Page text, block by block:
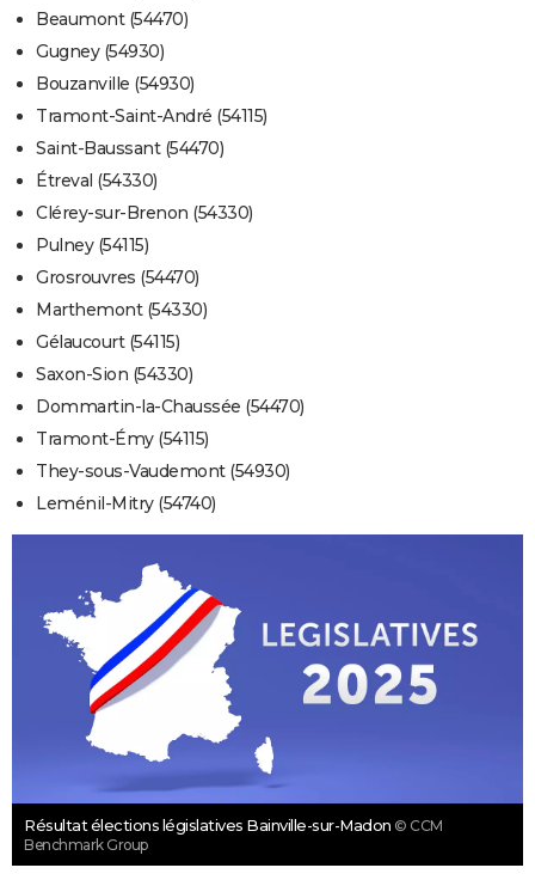
Beaumont (54470)
Gugney (54930)
Bouzanville (54930)
Tramont-Saint-André (54115)
Saint-Baussant (54470)
Étreval (54330)
Clérey-sur-Brenon (54330)
Pulney (54115)
Grosrouvres (54470)
Marthemont (54330)
Gélaucourt (54115)
Saxon-Sion (54330)
Dommartin-la-Chaussée (54470)
Tramont-Émy (54115)
They-sous-Vaudemont (54930)
Leménil-Mitry (54740)
Résultat élections législatives Bainville-sur-Madon © CCM
Benchmark Group